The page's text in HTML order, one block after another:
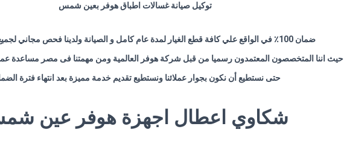
توكيل صيانة غسالات اطباق هوفر بعين شمس
ضمان 100٪ في الواقع علي كافة قطع الغيار لمدة عام كامل و الصيانة ولدينا فحص مجاني لجميع اجهزة هوفر
حيث اننا المتخصصون المعتمدون رسميا من قبل شركة هوفر العالمية ومن مهمتنا فى مصر مساعدة
حتى نستطيع أن نكون بجوار عملائنا ونستطيع تقديم خدمة مميزة بعد انتهاء فترة
شكاوي اعطال اجهزة هوفر عين